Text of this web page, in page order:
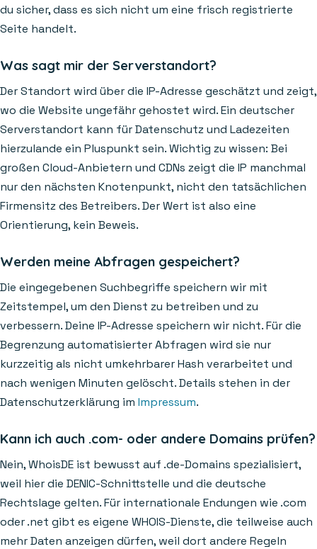
du sicher, dass es sich nicht um eine frisch registrierte
Seite handelt.
Was sagt mir der Serverstandort?
Der Standort wird über die IP-Adresse geschätzt und zeigt,
wo die Website ungefähr gehostet wird. Ein deutscher
Serverstandort kann für Datenschutz und Ladezeiten
hierzulande ein Pluspunkt sein. Wichtig zu wissen: Bei
großen Cloud-Anbietern und CDNs zeigt die IP manchmal
nur den nächsten Knotenpunkt, nicht den tatsächlichen
Firmensitz des Betreibers. Der Wert ist also eine
Orientierung, kein Beweis.
Werden meine Abfragen gespeichert?
Die eingegebenen Suchbegriffe speichern wir mit
Zeitstempel, um den Dienst zu betreiben und zu
verbessern. Deine IP-Adresse speichern wir nicht. Für die
Begrenzung automatisierter Abfragen wird sie nur
kurzzeitig als nicht umkehrbarer Hash verarbeitet und
nach wenigen Minuten gelöscht. Details stehen in der
Datenschutzerklärung im Impressum.
Kann ich auch .com- oder andere Domains prüfen?
Nein, WhoisDE ist bewusst auf .de-Domains spezialisiert,
weil hier die DENIC-Schnittstelle und die deutsche
Rechtslage gelten. Für internationale Endungen wie .com
oder .net gibt es eigene WHOIS-Dienste, die teilweise auch
mehr Daten anzeigen dürfen, weil dort andere Regeln